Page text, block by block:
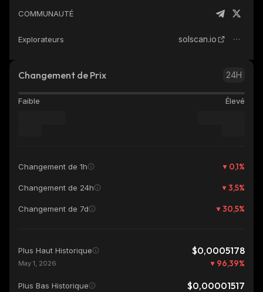
COMMUNAUTÉ
Explorateurs solscan.io
Changement de Prix 24H
Faible Élevé
Changement de 1h 0,1%
Changement de 24h 3,5%
Changement de 7d 30,5%
Plus Haut Historique $0,0005178
May 1, 2026 96,39%
Plus Bas Historique $0,00001517